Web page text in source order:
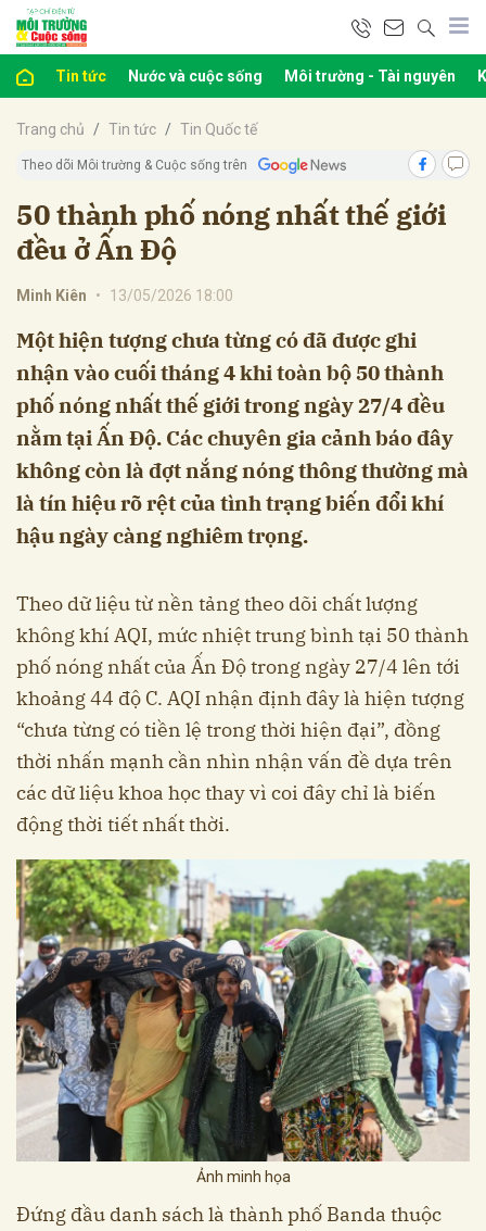
Tin tức Nước và cuộc sống Môi trường - Tài nguyên
Trang chủ Tin tức Tin Quốc tế
Theo dõi Môi trường & Cuộc sống trên
50 thành phố nóng nhất thế giới
đều ở Ấn Độ
Minh Kiên • 13/05/2026 18:00
Một hiện tượng chưa từng có đã được ghi
nhận vào cuối tháng 4 khi toàn bộ 50 thành
phố nóng nhất thế giới trong ngày 27/4 đều
nằm tại Ấn Độ. Các chuyên gia cảnh báo đây
không còn là đợt nắng nóng thông thường mà
là tín hiệu rõ rệt của tình trạng biến đổi khí
hậu ngày càng nghiêm trọng.
Theo dữ liệu từ nền tảng theo dõi chất lượng
không khí AQI, mức nhiệt trung bình tại 50 thành
phố nóng nhất của Ấn Độ trong ngày 27/4 lên tới
khoảng 44 độ C. AQI nhận định đây là hiện tượng
“chưa từng có tiền lệ trong thời hiện đại”, đồng
thời nhấn mạnh cần nhìn nhận vấn đề dựa trên
các dữ liệu khoa học thay vì coi đây chỉ là biến
động thời tiết nhất thời.
Ảnh minh họa
Đứng đầu danh sách là thành phố Banda thuộc
Hủy